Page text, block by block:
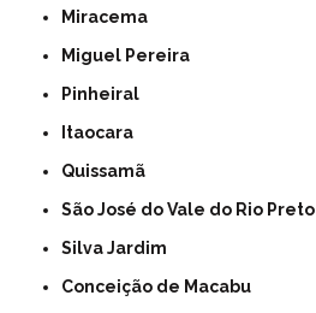
Miracema
Miguel Pereira
Pinheiral
Itaocara
Quissamã
São José do Vale do Rio Preto
Silva Jardim
Conceição de Macabu